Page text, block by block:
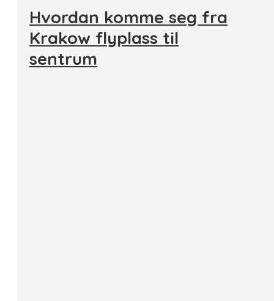
Hvordan komme seg fra
Krakow flyplass til
sentrum